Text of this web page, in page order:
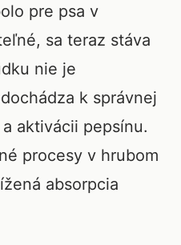
pre psa v
sa teraz stáva
nie je
k správnej
aktivácii pepsínu.
procesy v hrubom
absorpcia